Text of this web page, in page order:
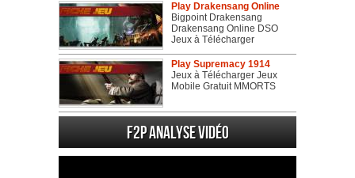
Play Drakensang Online
Bigpoint Drakensang
Drakensang Online DSO
Jeux à Télécharger
Play Supremacy 1914
Jeux à Télécharger Jeux
Mobile Gratuit MMORTS
F2P Analyse vidéo